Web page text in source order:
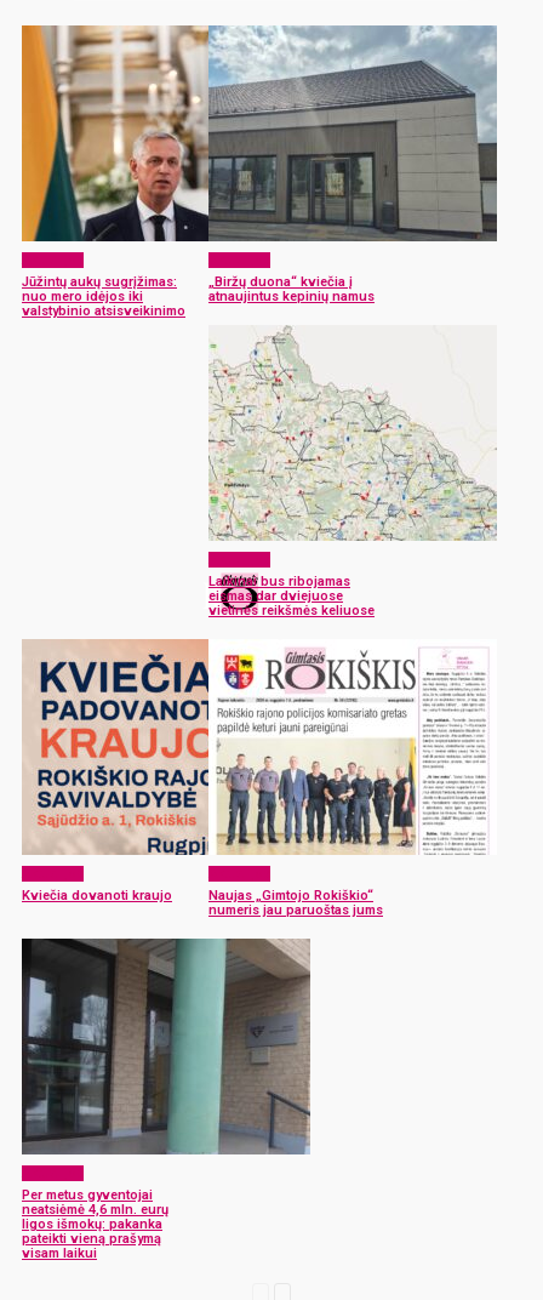
Jūžintų aukų sugrįžimas:
nuo mero idėjos iki
valstybinio atsisveikinimo
„Biržų duona“ kviečia į
atnaujintus kepinių namus
Laikinai bus ribojamas
eismas dar dviejuose
vietinės reikšmės keliuose
Kviečia dovanoti kraujo
Naujas „Gimtojo Rokiškio“
numeris jau paruoštas jums
Per metus gyventojai
neatsiėmė 4,6 mln. eurų
ligos išmokų: pakanka
pateikti vieną prašymą
visam laikui